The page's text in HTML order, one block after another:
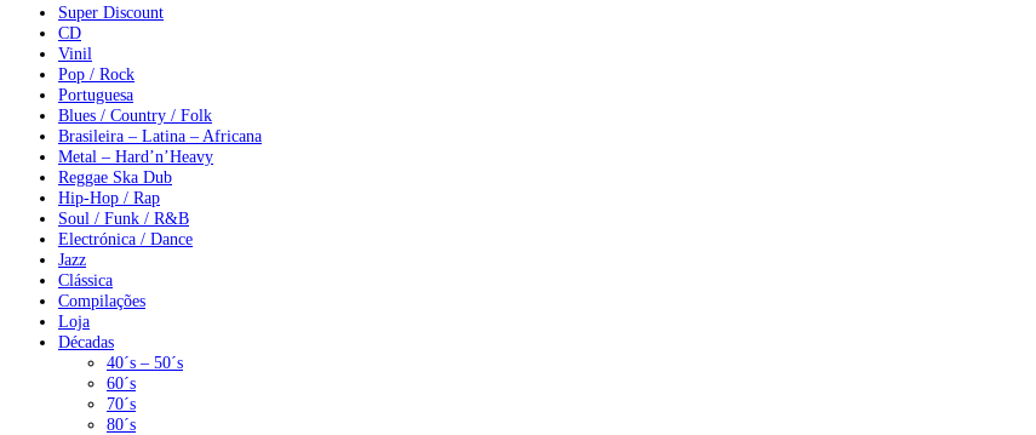
Super Discount
CD
Vinil
Pop / Rock
Portuguesa
Blues / Country / Folk
Brasileira – Latina – Africana
Metal – Hard’n’Heavy
Reggae Ska Dub
Hip-Hop / Rap
Soul / Funk / R&B
Electrónica / Dance
Jazz
Clássica
Compilações
Loja
Décadas
40´s – 50´s
60´s
70´s
80´s